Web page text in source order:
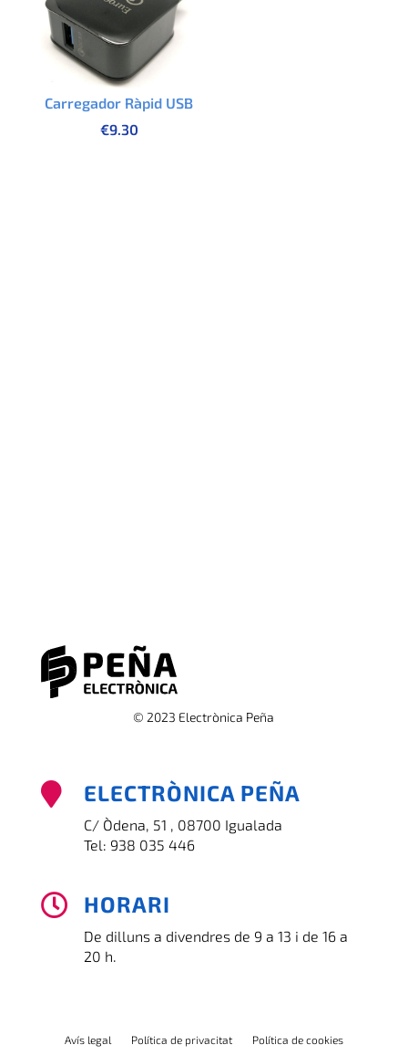
Carregador Ràpid USB
€9.30
© 2023 Electrònica Peña
 ELECTRÒNICA PEÑA
C/ Òdena, 51 , 08700 Igualada
Tel: 938 035 446
 HORARI
De dilluns a divendres de 9 a 13 i de 16 a
20 h.
Avís legal Política de privacitat Política de cookies